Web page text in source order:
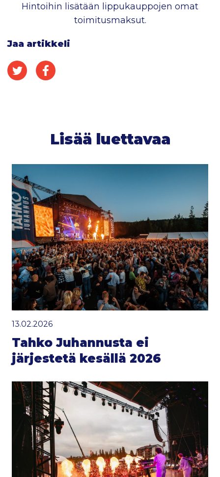
Hintoihin lisätään lippukauppojen omat
toimitusmaksut.
Jaa artikkeli
Jaa Twitterissä
Jaa Facebookissa
Lisää luettavaa
13.02.2026
Tahko Juhannusta ei
järjestetä kesällä 2026